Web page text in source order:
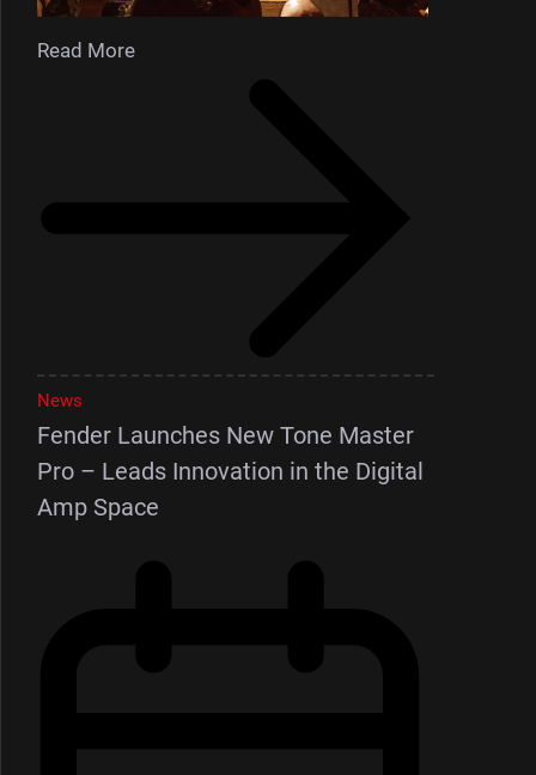
Read More
News
Fender Launches New Tone Master
Pro – Leads Innovation in the Digital
Amp Space